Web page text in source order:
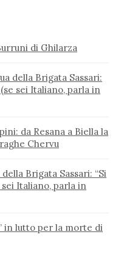
di Ghilarza
della Brigata Sassari:
sei Italiano, parla in
da Resana a Biella la
Chervu
Brigata Sassari: “Si
sei Italiano, parla in
in lutto per la morte di